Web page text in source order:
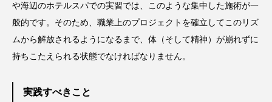
冬の準備 冬美容 冷え対策
冷え性改善 加工アプリ 加工フィルター
地政学リスク
や海辺のホテルスパでの実習では、このような集中した施術が一
般的です。そのため、職業上のプロジェクトを確立してこのリズ
ムから解放されるようになるまで、体（そして精神）が崩れずに
持ちこたえられる状態でなければなりません。
実践すべきこと